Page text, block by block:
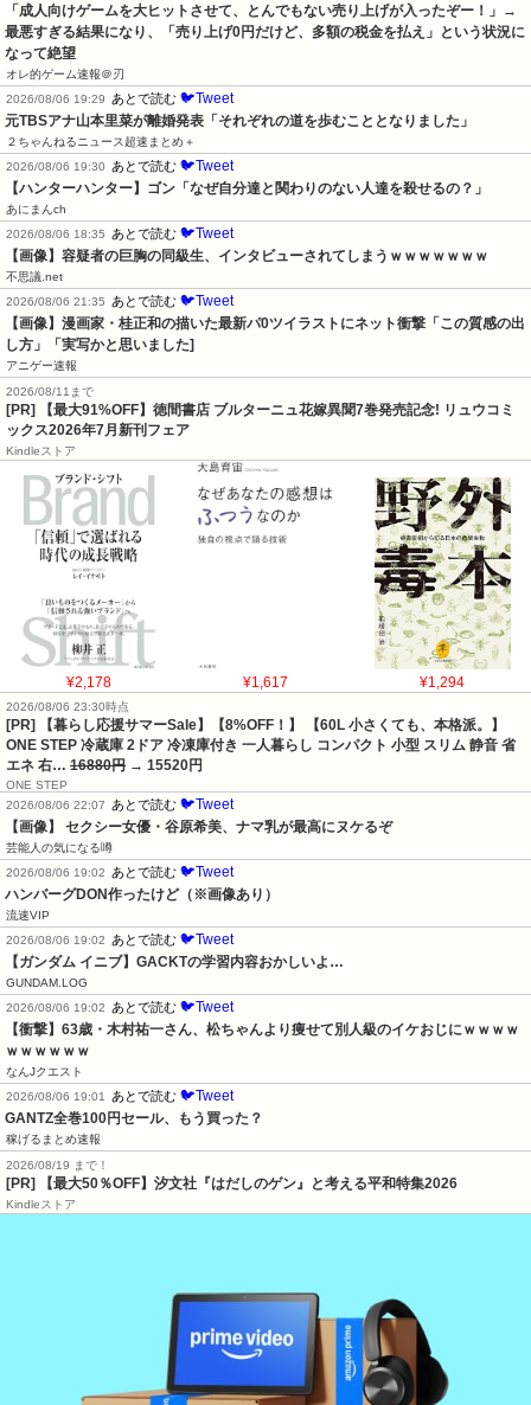
「成人向けゲームを大ヒットさせて、とんでもない売り上げが入ったぞー！」→
最悪すぎる結果になり、「売り上げ0円だけど、多額の税金を払え」という状況に
なって絶望
オレ的ゲーム速報＠刃
2026/08/06 19:29
あとで読む 🐦Tweet
元TBSアナ山本里菜が離婚発表「それぞれの道を歩むこととなりました」
２ちゃんねるニュース超速まとめ＋
2026/08/06 19:30
あとで読む 🐦Tweet
【ハンターハンター】ゴン「なぜ自分達と関わりのない人達を殺せるの？」
あにまんch
2026/08/06 18:35
あとで読む 🐦Tweet
【画像】容疑者の巨胸の同級生、インタビューされてしまうｗｗｗｗｗｗｗ
不思議.net
2026/08/06 21:35
あとで読む 🐦Tweet
【画像】漫画家・桂正和の描いた最新パ0ツイラストにネット衝撃「この質感の出
し方」「実写かと思いました]
アニゲー速報
2026/08/11まで
[PR] 【最大91%OFF】徳間書店 ブルターニュ花嫁異聞7巻発売記念! リュウコミ
ックス2026年7月新刊フェア
Kindleストア
¥2,178 ¥1,617 ¥1,294
2026/08/06 23:30時点
[PR] 【暮らし応援サマーSale】【8%OFF！】 【60L 小さくても、本格派。】
ONE STEP 冷蔵庫 2ドア 冷凍庫付き 一人暮らし コンパクト 小型 スリム 静音 省
エネ 右… 16880円 → 15520円
ONE STEP
2026/08/06 22:07
あとで読む 🐦Tweet
【画像】 セクシー女優・谷原希美、ナマ乳が最高にヌケるぞ
芸能人の気になる噂
2026/08/06 19:02
あとで読む 🐦Tweet
ハンバーグDON作ったけど（※画像あり）
流速VIP
2026/08/06 19:02
あとで読む 🐦Tweet
【ガンダム イニブ】GACKTの学習内容おかしいよ…
GUNDAM.LOG
2026/08/06 19:02
あとで読む 🐦Tweet
【衝撃】63歳・木村祐一さん、松ちゃんより痩せて別人級のイケおじにｗｗｗｗ
ｗｗｗｗｗｗ
なんJクエスト
2026/08/06 19:01
あとで読む 🐦Tweet
GANTZ全巻100円セール、もう買った？
稼げるまとめ速報
2026/08/19 まで！
[PR] 【最大50％OFF】汐文社『はだしのゲン』と考える平和特集2026
Kindleストア